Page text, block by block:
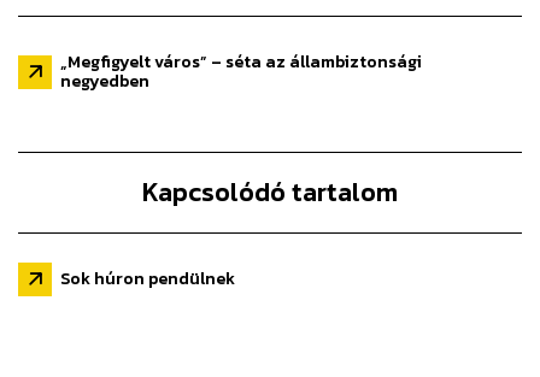
„Megfigyelt város” – séta az állambiztonsági
negyedben
Kapcsolódó tartalom
Sok húron pendülnek